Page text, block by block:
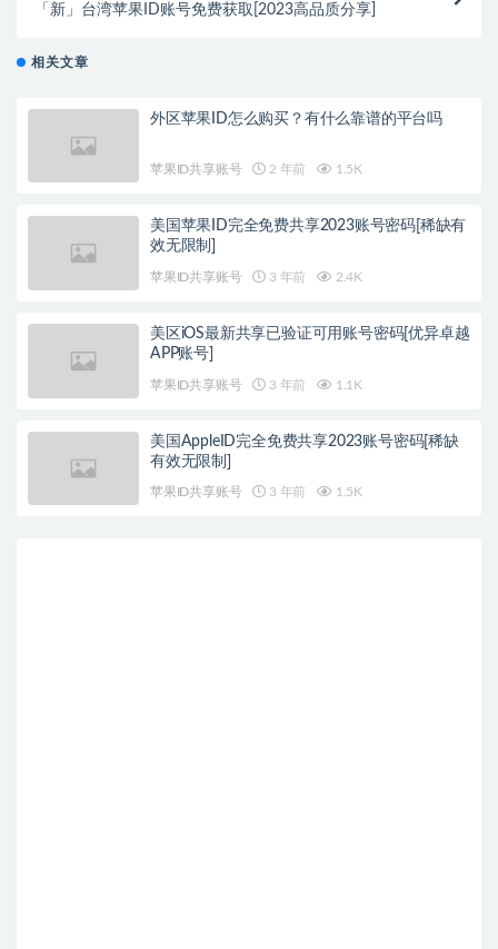
「新」台湾苹果ID账号免费获取[2023高品质分享]
相关文章
外区苹果ID怎么购买？有什么靠谱的平台吗
苹果ID共享账号 2 年前 1.5K
美国苹果ID完全免费共享2023账号密码[稀缺有
效无限制]
苹果ID共享账号 3 年前 2.4K
美区iOS最新共享已验证可用账号密码[优异卓越
APP账号]
苹果ID共享账号 3 年前 1.1K
美国AppleID完全免费共享2023账号密码[稀缺
有效无限制]
苹果ID共享账号 3 年前 1.5K